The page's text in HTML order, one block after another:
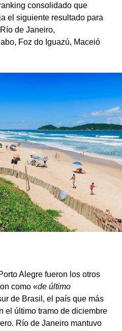
consolidado que
el siguiente resultado para
de Janeiro,
Foz do Iguazú, Maceió
Alegre fueron los otros
como «de último
de Brasil, el país que más
el último tramo de diciembre
Río de Janeiro mantuvo